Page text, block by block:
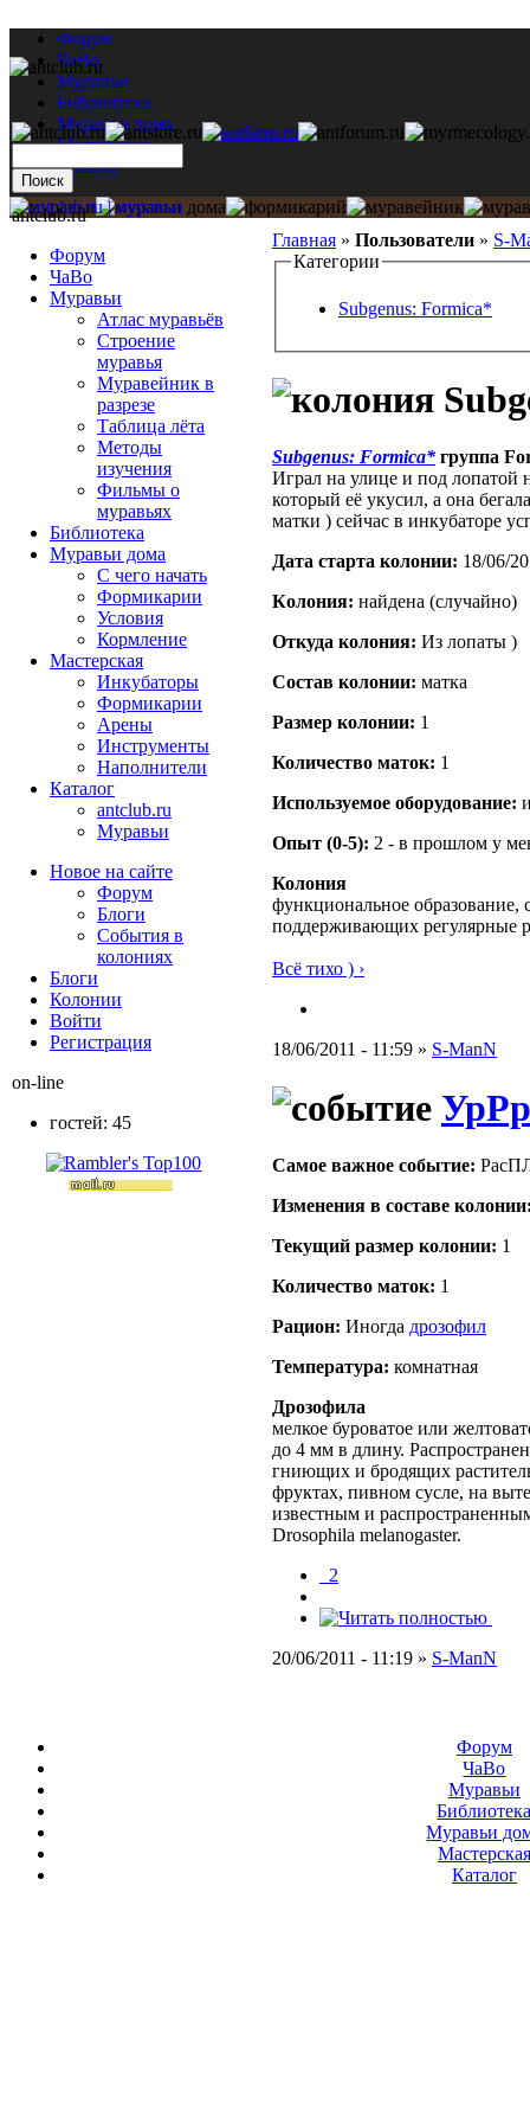
Форум
ЧаВо
Муравьи
Библиотека
Муравьи дома
Мастерская
Каталог
Главная » Пользователи » S-
Категории
Subgenus: Formica*
Subgenus: Formica* группа
Играл на улице и под
который её укусил, а она
матки ) сейчас в инкубаторе
Дата старта кoлонии: 18/06/
Кoлония: найдена (случайно)
Откуда кoлония: Из лопаты )
Состав кoлонии: матка
Размер кoлонии: 1
Количество маток: 1
Используемое оборудование:
Опыт (0-5): 2 - в прошлом у
Колония
функциональное образование,
поддерживающих регулярные
Всё тихо ) ›
18/06/2011 - 11:59 » S-ManN
Самое важное событие:
Изменения в составе
Текущий размер кoлонии: 1
Количество маток: 1
Рацион: Иногда дрозофил
Температура: комнатная
Дрозофила
мелкое буроватое или
до 4 мм в длину.
гниющих и бродящих
фруктах, пивном сусле, на
известным и
Drosophila melanogaster.
_2
20/06/2011 - 11:19 » S-ManN
antclub.ru
Форум
ЧаВо
Муравьи
Атлас муравьёв
Строение
муравья
Муравейник в
разрезе
Таблица лёта
Методы
изучения
Фильмы о
муравьях
Библиотека
Муравьи дома
С чего начать
Формикарии
Условия
Кормление
Мастерская
Инкубаторы
Формикарии
Арены
Инструменты
Наполнители
Каталог
antclub.ru
Муравьи
Новое на сайте
Форум
Блоги
События в
колониях
Блоги
Колонии
Войти
Peгиcтpaция
on-line
гостей: 45
Форум
ЧаВо
Муравьи
Муравьи
Мастерская
Каталог